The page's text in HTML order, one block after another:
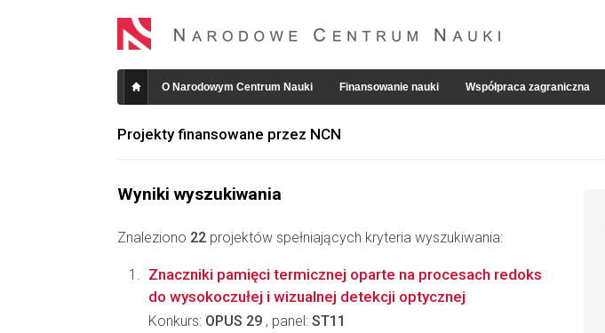
O Narodowym Centrum Nauki Finansowanie nauki Współpraca zagraniczna
Projekty finansowane przez NCN
Wyniki wyszukiwania
Znaleziono 22 projektów spełniających kryteria wyszukiwania:
Znaczniki pamięci termicznej oparte na procesach redoks
do wysokoczułej i wizualnej detekcji optycznej
Konkurs: OPUS 29 , panel: ST11